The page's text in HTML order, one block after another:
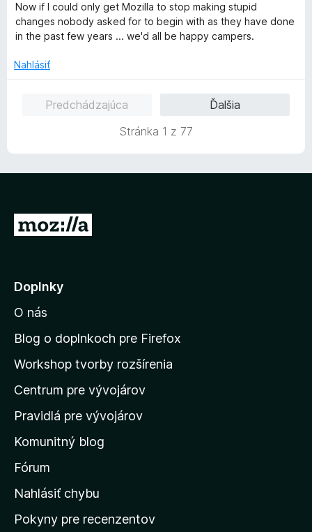
Now if I could only get Mozilla to stop making stupid
changes nobody asked for to begin with as they have done
in the past few years ... we'd all be happy campers.
Nahlásiť
Predchádzajúca
Ďalšia
Stránka 1 z 77
P
j
ť
n
d
o
m
v
s
k
s
Doplnky
O nás
Blog o doplnkoch pre Firefox
Workshop tvorby rozšírenia
Centrum pre vývojárov
Pravidlá pre vývojárov
Komunitný blog
Fórum
Nahlásiť chybu
Pokyny pre recenzentov